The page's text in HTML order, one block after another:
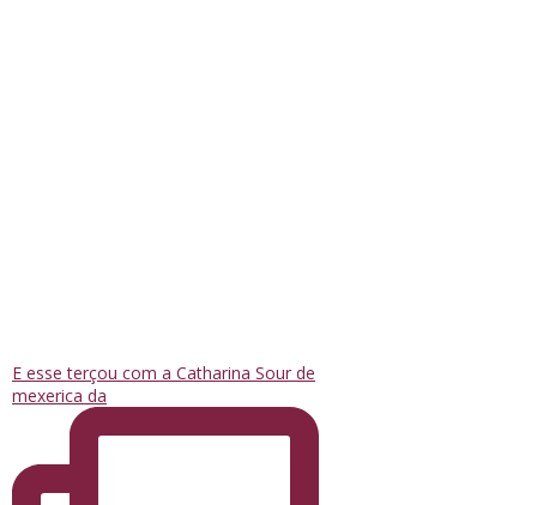
E esse terçou com a Catharina Sour de
mexerica da